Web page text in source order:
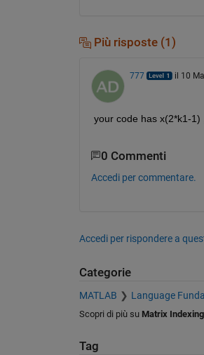
Più risposte (1)
777 il 10
your code has x(2*k1-1)
0 Commenti
Accedi per commentare.
Accedi per rispondere a
Categorie
MATLAB Language
Scopri di più su Matrix Indexing
Tag